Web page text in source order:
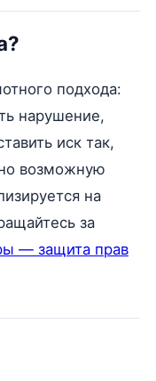
подхода:
нарушение,
иск так,
возможную
на
за
— защита прав